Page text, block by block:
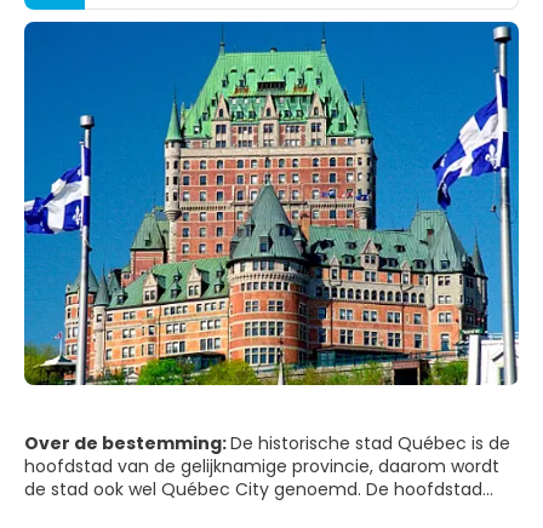
Over de bestemming:De historische stad Québec is de
hoofdstad van de gelijknamige provincie, daarom wordt
de stad ook wel Québec City genoemd. De hoofdstad